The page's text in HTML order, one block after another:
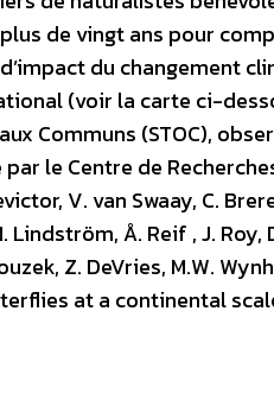
de vingt ans pour
du changement
(voir la carte ci-
Communs (STOC),
le Centre de
V. van Swaay, C.
Å. Reif , J. Roy,
Z. DeVries, M.W.
at a continental